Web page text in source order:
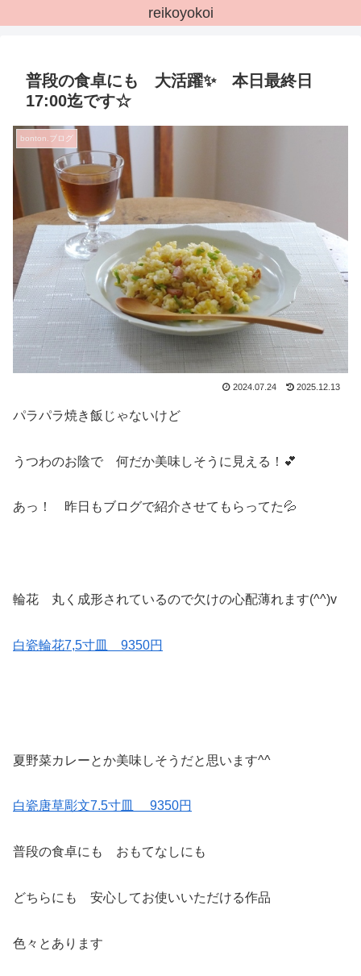
reikoyokoi
普段の食卓にも 大活躍✨ 本日最終日
17:00迄です☆
bonton.ブログ
2024.07.24 2025.12.13
パラパラ焼き飯じゃないけど
うつわのお陰で 何だか美味しそうに見える！💕
あっ！ 昨日もブログで紹介させてもらってた💦
輪花 丸く成形されているので欠けの心配薄れます(^^)v
白瓷輪花7,5寸皿 9350円
夏野菜カレーとか美味しそうだと思います^^
白瓷唐草彫文7.5寸皿 9350円
普段の食卓にも おもてなしにも
どちらにも 安心してお使いいただける作品
色々とあります